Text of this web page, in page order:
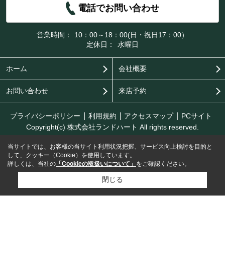
電話でお問い合わせ
営業時間：
10：00～18：00(日・祝日17：00）
定休日：
水曜日
ホーム 会社概要
お問い合わせ 来店予約
プライバシーポリシー 利用規約 アクセスマップ
PCサイト
Copyright(c) 株式会社ランドハート All rights reserved.
当サイトでは、お客様の当サイト利用状況把握、サービス向上検討を目的と
して、クッキー（Cookie）を使用しています。
詳しくは、当社の 「Cookieの取扱いについて」 をご確認ください。
閉じる